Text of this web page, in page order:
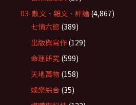
03-散文、雜文、評論 (4,867)
七情六慾 (389)
出版與寫作 (129)
命理研究 (599)
天地萬物 (158)
娛樂綜合 (35)